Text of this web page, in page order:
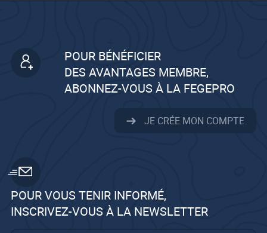
POUR BÉNÉFICIER
DES AVANTAGES MEMBRE,
ABONNEZ-VOUS À LA FEGEPRO
JE CRÉE MON COMPTE
POUR VOUS TENIR INFORMÉ,
INSCRIVEZ-VOUS À LA NEWSLETTER